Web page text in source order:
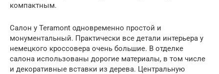
компактным.
Салон у Teramont одновременно простой и
монументальный. Практически все детали интерьера у
немецкого кроссовера очень большие. В отделке
салона использованы дорогие материалы, в том числе
и декоративные вставки из дерева. Центральную